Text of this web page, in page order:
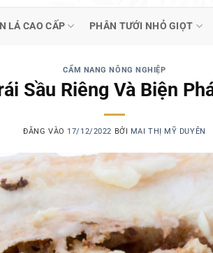
LÁ CAO CẤP PHÂN TƯỚI NHỎ GIỌT
CẨM NANG NÔNG NGHIỆP
Sầu Riêng Và Biện
ĐĂNG VÀO 17/12/2022 BỞI MAI THỊ MỸ DUYÊN